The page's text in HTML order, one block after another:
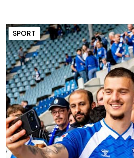
SPORT